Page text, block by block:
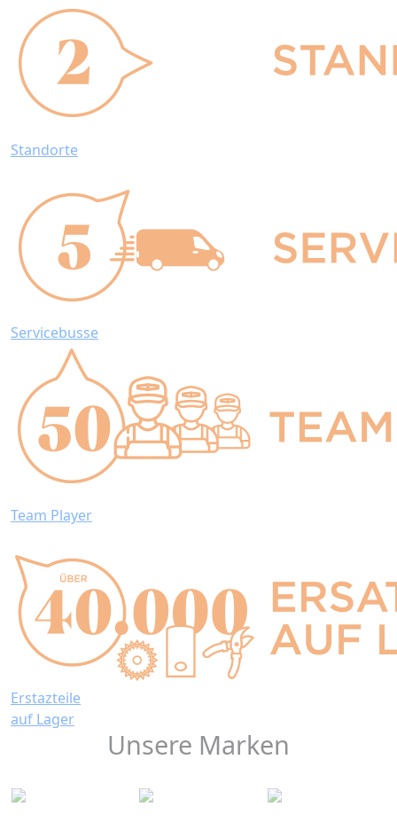
Standorte
Servicebusse
Team Player
Erstazteile
auf Lager
Unsere Marken